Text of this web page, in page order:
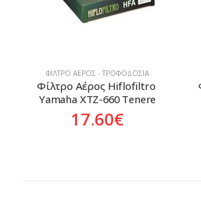
ΦΊΛΤΡΟ ΑΈΡΟΣ - ΤΡΟΦΟΔΟΣΊΑ
Φίλτρο Αέρος Hiflofiltro
Yamaha XTZ-660 Tenere
17.60€